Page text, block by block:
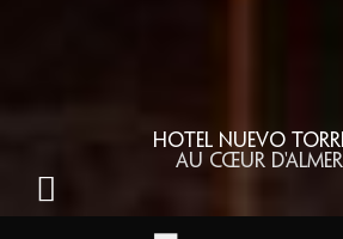
Hotel Nuevo
Au cœur